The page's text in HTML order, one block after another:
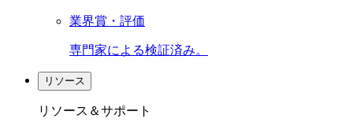
業界賞・評価
専門家による検証済み。
リソース
リソース＆サポート